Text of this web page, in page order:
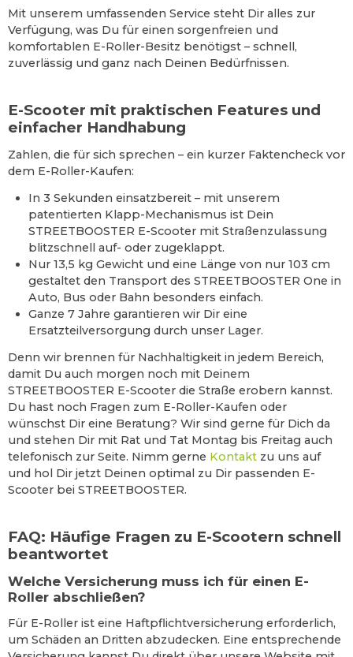
Mit unserem umfassenden Service steht Dir alles zur
Verfügung, was Du für einen sorgenfreien und
komfortablen E-Roller-Besitz benötigst – schnell,
zuverlässig und ganz nach Deinen Bedürfnissen.
E-Scooter mit praktischen Features und
einfacher Handhabung
Zahlen, die für sich sprechen – ein kurzer Faktencheck vor
dem E-Roller-Kaufen:
In 3 Sekunden einsatzbereit – mit unserem
patentierten Klapp-Mechanismus ist Dein
STREETBOOSTER E-Scooter mit Straßenzulassung
blitzschnell auf- oder zugeklappt.
Nur 13,5 kg Gewicht und eine Länge von nur 103 cm
gestaltet den Transport des STREETBOOSTER One in
Auto, Bus oder Bahn besonders einfach.
Ganze 7 Jahre garantieren wir Dir eine
Ersatzteilversorgung durch unser Lager.
Denn wir brennen für Nachhaltigkeit in jedem Bereich,
damit Du auch morgen noch mit Deinem
STREETBOOSTER E-Scooter die Straße erobern kannst.
Du hast noch Fragen zum E-Roller-Kaufen oder
wünschst Dir eine Beratung? Wir sind gerne für Dich da
und stehen Dir mit Rat und Tat Montag bis Freitag auch
telefonisch zur Seite. Nimm gerne Kontakt zu uns auf
und hol Dir jetzt Deinen optimal zu Dir passenden E-
Scooter bei STREETBOOSTER.
FAQ: Häufige Fragen zu E-Scootern schnell
beantwortet
Welche Versicherung muss ich für einen E-
Roller abschließen?
Für E-Roller ist eine Haftpflichtversicherung erforderlich,
um Schäden an Dritten abzudecken. Eine entsprechende